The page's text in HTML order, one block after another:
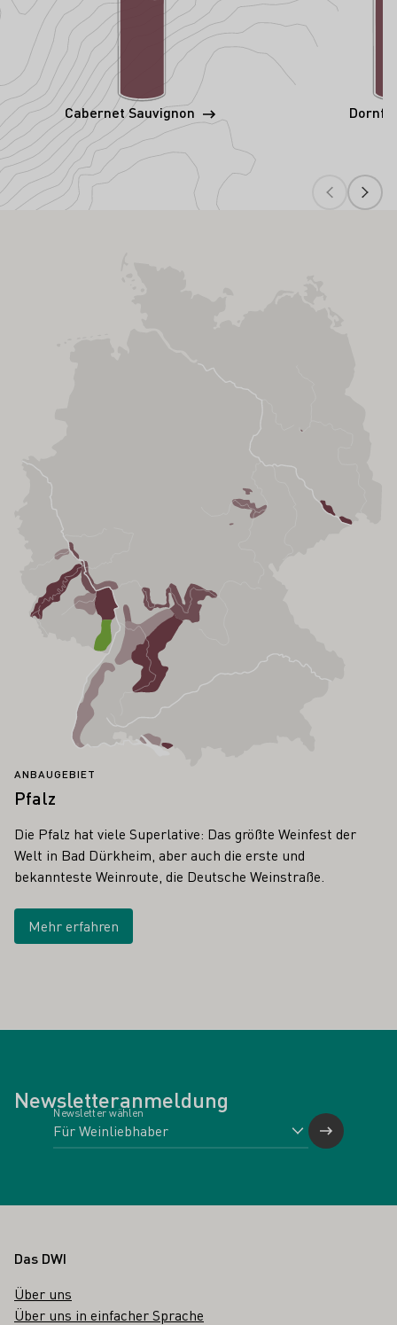
Cabernet Sauvignon
ANBAUGEBIET
Pfalz
Die Pfalz hat viele Superlative: Das größte Weinfest der
Welt in Bad Dürkheim, aber auch die erste und
bekannteste Weinroute, die Deutsche Weinstraße.
Mehr erfahren
Newsletteranmeldung
Newsletter wählen
Fußbereich
Das DWI
Über uns
Über uns in einfacher Sprache